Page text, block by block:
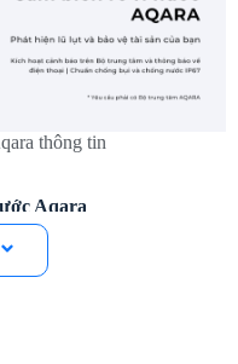
thông tin
Aqara
inch)